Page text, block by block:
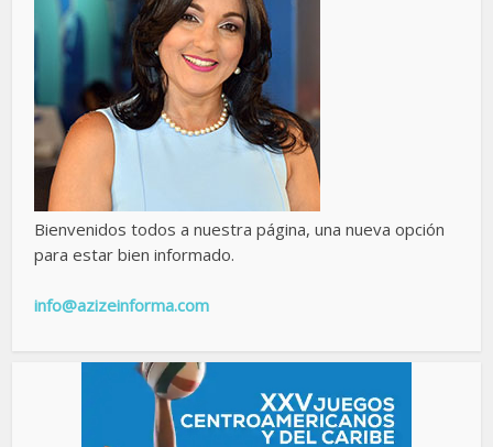
Bienvenidos todos a nuestra página, una nueva opción
para estar bien informado.
info@azizeinforma.com